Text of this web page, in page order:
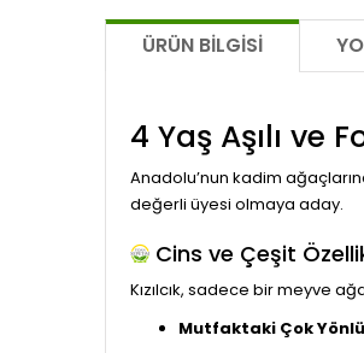
ÜRÜN BILGISI
4 Yaş Aşılı ve
Anadolu’nun kadim
değerli üyesi olmaya aday.
Cins ve Çeşit
Kızılcık, sadece bir meyve
Mutfaktaki Çok